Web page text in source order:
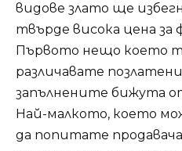
видове злато ще
твърде висока цена за
Първото нещо което
различавате
запълнените бижута
Най-малкото, което
да попитате